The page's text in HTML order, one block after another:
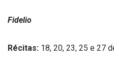
Fidelio
Récitas: 18, 20, 23, 25 e 27